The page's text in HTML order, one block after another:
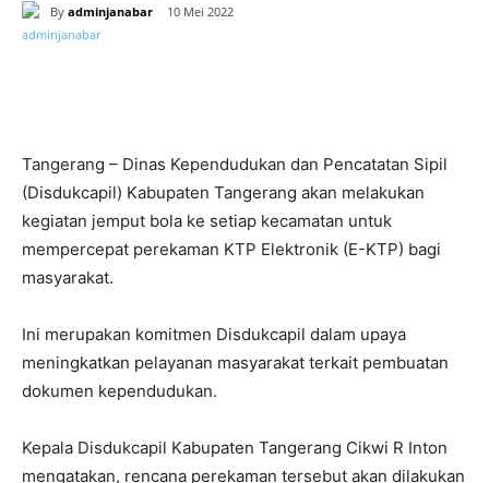
By adminjanabar 10 Mei 2022
Tangerang – Dinas Kependudukan dan Pencatatan Sipil
(Disdukcapil) Kabupaten Tangerang akan melakukan
kegiatan jemput bola ke setiap kecamatan untuk
mempercepat perekaman KTP Elektronik (E-KTP) bagi
masyarakat.
Ini merupakan komitmen Disdukcapil dalam upaya
meningkatkan pelayanan masyarakat terkait pembuatan
dokumen kependudukan.
Kepala Disdukcapil Kabupaten Tangerang Cikwi R Inton
mengatakan, rencana perekaman tersebut akan dilakukan